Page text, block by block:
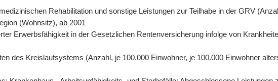
Rehabilitation und sonstige Leistungen zur Teilhabe in der GRV
(Wohnsitz), ab 2001
Erwerbsfähigkeit in der Gesetzlichen Rentenversicherung infolge von
des Kreislaufsystems (Anzahl, je 100.000 Einwohner, je 100.000 Einwohner